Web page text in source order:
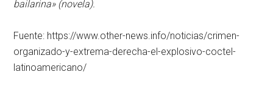
bailarina» (novela).
Fuente: https://www.other-news.info/noticias/crimen-
organizado-y-extrema-derecha-el-explosivo-coctel-
latinoamericano/